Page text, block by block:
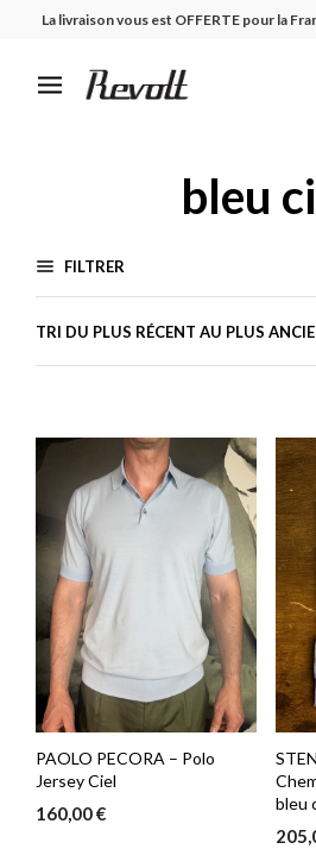
La livraison vous est OFFERTE pour la
bleu
FILTRER
PAOLO PECORA – Polo
Jersey Ciel
160,00€
bleu